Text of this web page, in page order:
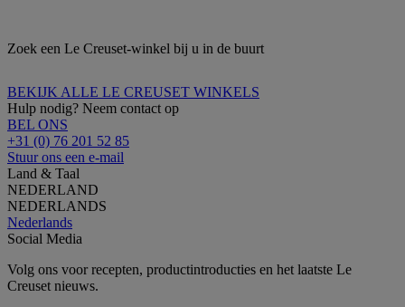
Zoek een Le Creuset-winkel bij u in de buurt
BEKIJK ALLE LE CREUSET WINKELS
Hulp nodig? Neem contact op
BEL ONS
+31 (0) 76 201 52 85
Stuur ons een e-mail
Land & Taal
NEDERLAND
NEDERLANDS
Nederlands
Social Media
Volg ons voor recepten, productintroducties en het laatste Le
Creuset nieuws.